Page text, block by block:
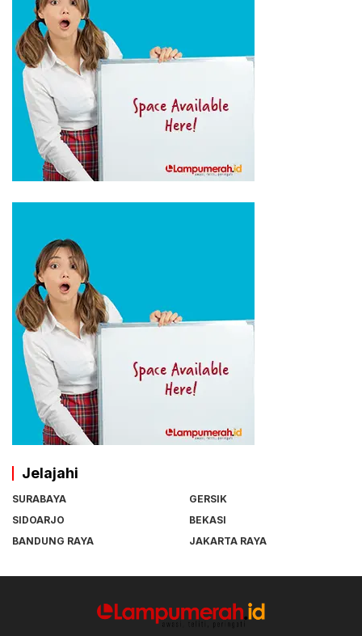
Jelajahi
SURABAYA
GERSIK
SIDOARJO
BEKASI
BANDUNG RAYA
JAKARTA RAYA